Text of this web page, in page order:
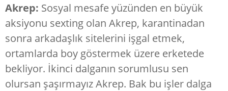
Akrep: Sosyal mesafe yüzünden en büyük
aksiyonu sexting olan Akrep, karantinadan
sonra arkadaşlık sitelerini işgal etmek,
ortamlarda boy göstermek üzere erketede
bekliyor. İkinci dalganın sorumlusu sen
olursan şaşırmayız Akrep. Bak bu işler dalga